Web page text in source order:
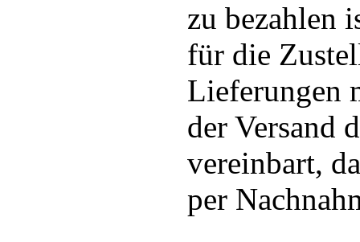
zu bezahlen
für die
Lieferungen
der Versand
vereinbart,
per